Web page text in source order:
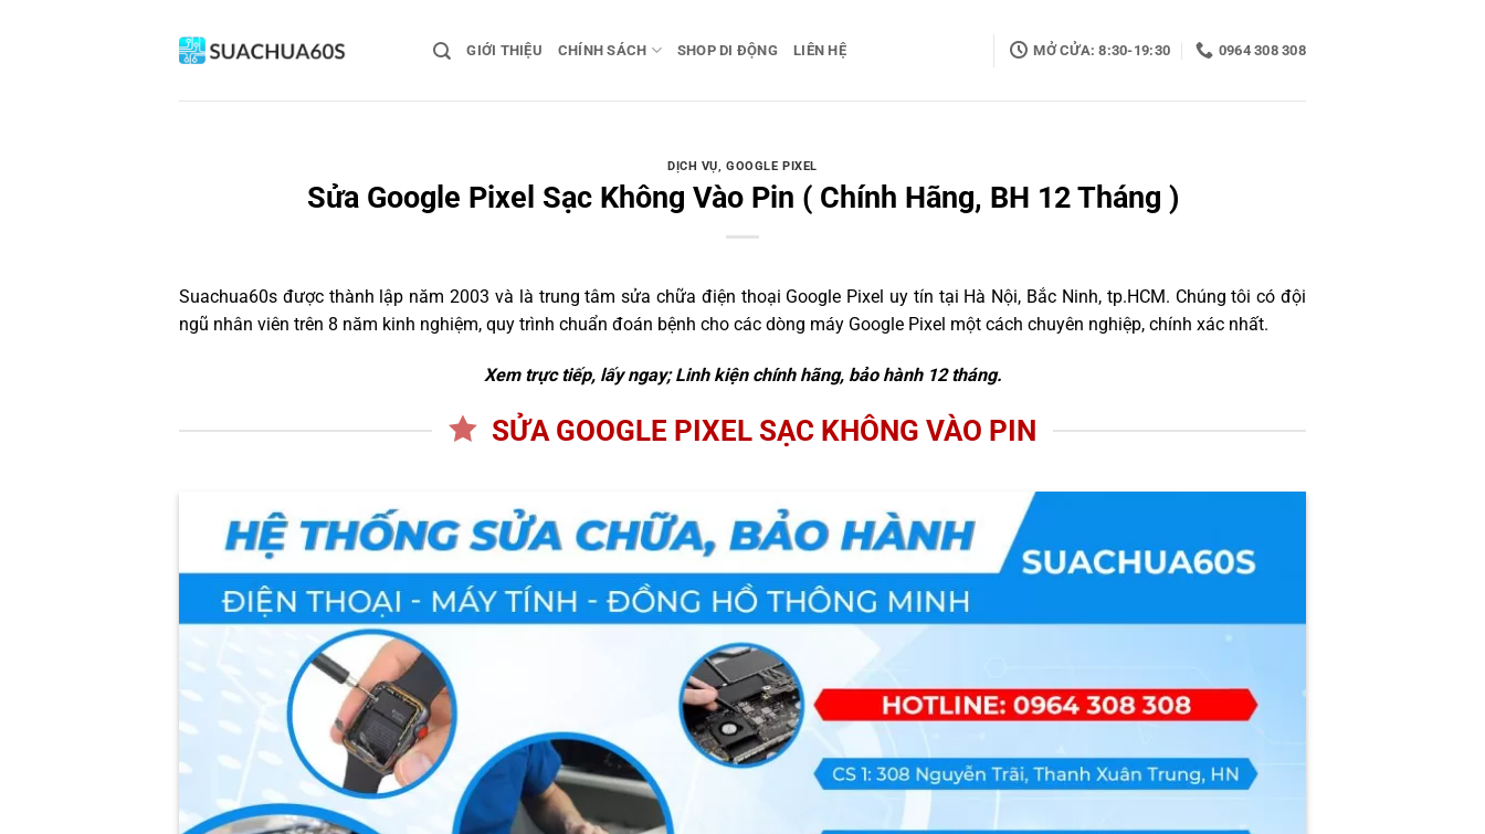
GIỚI THIỆU CHÍNH SÁCH SHOP DI ĐỘNG LIÊN HỆ MỞ CỬA: 8:30-19:30 0964 308 308
DỊCH VỤ,GOOGLE PIXEL
Sửa Google Pixel Sạc Không Vào Pin ( Chính Hãng, BH 12 Tháng )
Suachua60s được thành lập năm 2003 và là trung tâm sửa chữa điện thoại Google Pixel uy tín tại Hà Nội, Bắc Ninh, tp.HCM. Chúng tôi có đội
ngũ nhân viên trên 8 năm kinh nghiệm, quy trình chuẩn đoán bệnh cho các dòng máy Google Pixel một cách chuyên nghiệp, chính xác nhất.
Xem trực tiếp, lấy ngay; Linh kiện chính hãng, bảo hành 12 tháng.
SỬA GOOGLE PIXEL SẠC KHÔNG VÀO PIN